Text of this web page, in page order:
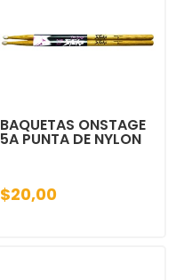
BAQUETAS ONSTAGE
5A PUNTA DE NYLON
$20,00